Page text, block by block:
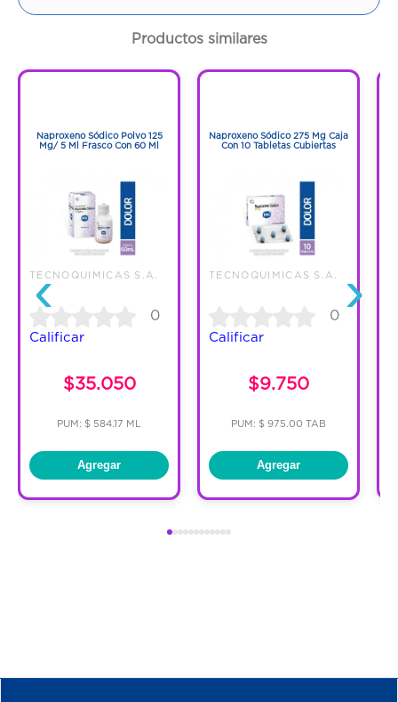
Contenido:60 Ml
Cantidad:1 Frasco
Productos similares
‹
Naproxeno Sódico Polvo 125
Mg/ 5 Ml Frasco Con 60 Ml
TECNOQUIMICAS S.A.
0
Calificar
$35.050
PUM: $ 584.17 ML
Agregar
Naproxeno Sódico 275 Mg Caja
Con 10 Tabletas Cubiertas
TECNOQUIMICAS S.A.
0
Calificar
$9.750
PUM: $ 975.00 TAB
Agregar
›